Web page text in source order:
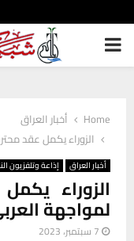
PRIMARY
Home
أخبار العراق
الزوراء يكمل عقد
أخبار العراق إذاعة وتلفزيون
الزوراء
لمواجهة
7 سبتمبر، 2023